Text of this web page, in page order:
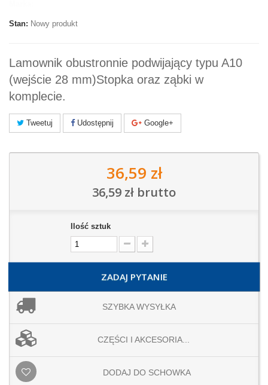
Stan: Nowy produkt
Lamownik obustronnie podwijający typu A10
(wejście 28 mm)Stopka oraz ząbki w
komplecie.
Tweetuj Udostępnij Google+
36,59 zł
36,59 zł brutto
Ilość sztuk
ZADAJ PYTANIE
SZYBKA WYSYŁKA
CZĘŚCI I AKCESORIA...
DODAJ DO SCHOWKA